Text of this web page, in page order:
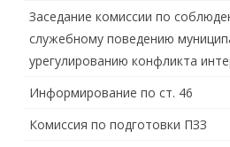
Заседание комиссии по
служебному поведению
урегулированию конфликта
Информирование по ст. 46
Комиссия по подготовки ПЗЗ